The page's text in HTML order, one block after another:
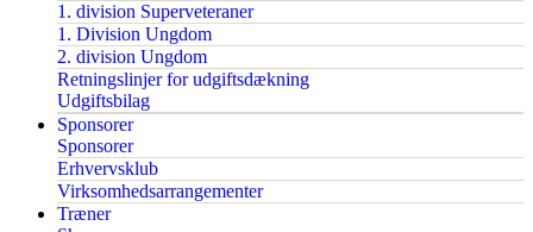
1. division Superveteraner
1. Division Ungdom
2. division Ungdom
Retningslinjer for udgiftsdækning
Udgiftsbilag
Sponsorer
Sponsorer
Erhvervsklub
Virksomhedsarrangementer
Træner